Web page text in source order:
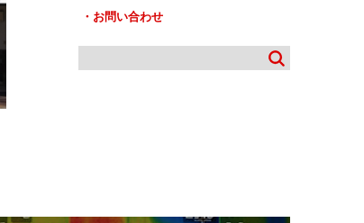
お問い合わせ